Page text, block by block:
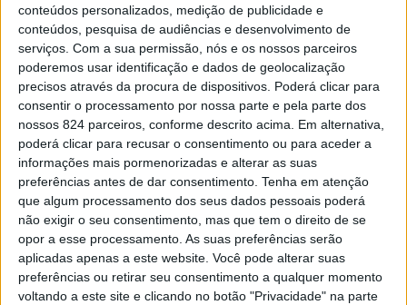
conteúdos personalizados, medição de publicidade e
conteúdos, pesquisa de audiências e desenvolvimento de
serviços. Com a sua permissão, nós e os nossos parceiros
poderemos usar identificação e dados de geolocalização
precisos através da procura de dispositivos. Poderá clicar para
consentir o processamento por nossa parte e pela parte dos
nossos 824 parceiros, conforme descrito acima. Em alternativa,
poderá clicar para recusar o consentimento ou para aceder a
informações mais pormenorizadas e alterar as suas
preferências antes de dar consentimento. Tenha em atenção
que algum processamento dos seus dados pessoais poderá
não exigir o seu consentimento, mas que tem o direito de se
opor a esse processamento. As suas preferências serão
aplicadas apenas a este website. Você pode alterar suas
preferências ou retirar seu consentimento a qualquer momento
voltando a este site e clicando no botão "Privacidade" na parte
Necrologia
Manuel Pereira da
Silva (1935-2023)
Faleceu com 87 anos, no Hospital de São Sebastião, em
Santa Maria da Feira, e foi residente na Rua Doutor
António Duarte, em Valverde-Loureiro.